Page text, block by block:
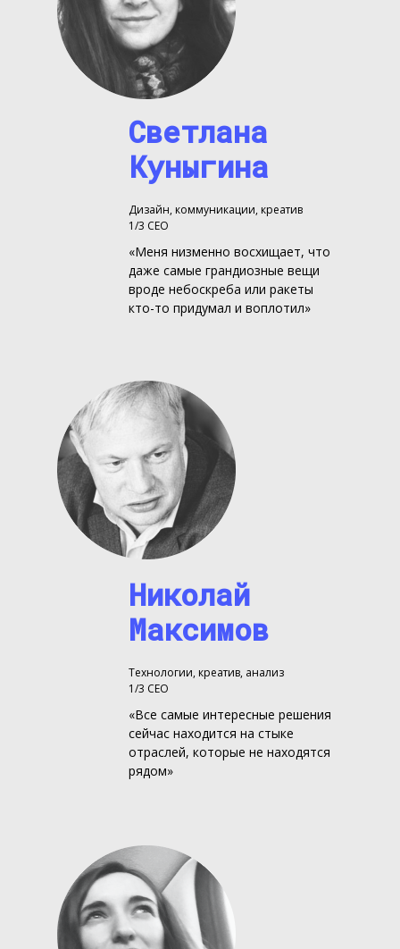
«Меня низменно восхищает, что
даже самые грандиозные вещи
вроде небоскреба или ракеты
кто-то придумал и воплотил»
Светлана
Куныгина
Дизайн, коммуникации, креатив
1/3 CEO
«Все самые интересные решения
сейчас находится на стыке
отраслей, которые не находятся
рядом»
Николай
Максимов
Технологии, креатив, анализ
1/3 CEO